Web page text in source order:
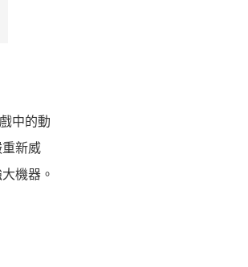
中的動
新威
機器。